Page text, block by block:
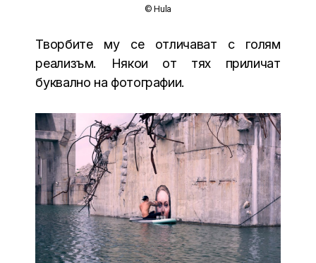
© Hula
Творбите му се отличават с голям
реализъм. Някои от тях приличат
буквално на фотографии.